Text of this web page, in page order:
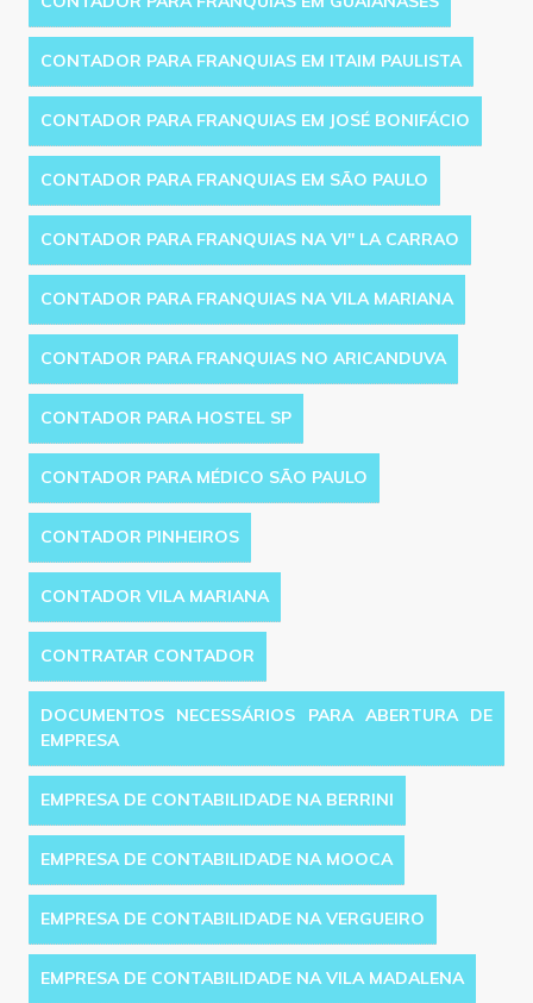
CONTADOR PARA FRANQUIAS EM ITAIM PAULISTA
CONTADOR PARA FRANQUIAS EM JOSÉ BONIFÁCIO
CONTADOR PARA FRANQUIAS EM SÃO PAULO
CONTADOR PARA FRANQUIAS NA VI'' LA CARRAO
CONTADOR PARA FRANQUIAS NA VILA MARIANA
CONTADOR PARA FRANQUIAS NO ARICANDUVA
CONTADOR PARA HOSTEL SP
CONTADOR PARA MÉDICO SÃO PAULO
CONTADOR PINHEIROS
CONTADOR VILA MARIANA
CONTRATAR CONTADOR
DOCUMENTOS NECESSÁRIOS PARA ABERTURA DE
EMPRESA
EMPRESA DE CONTABILIDADE NA BERRINI
EMPRESA DE CONTABILIDADE NA MOOCA
EMPRESA DE CONTABILIDADE NA VERGUEIRO
EMPRESA DE CONTABILIDADE NA VILA MADALENA